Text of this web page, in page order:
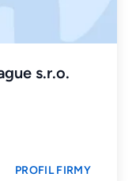
s.r.o.
PROFIL FIRMY